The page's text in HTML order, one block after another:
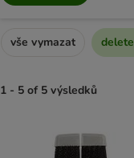
vše vymazat delete
1 - 5 of 5 výsledků